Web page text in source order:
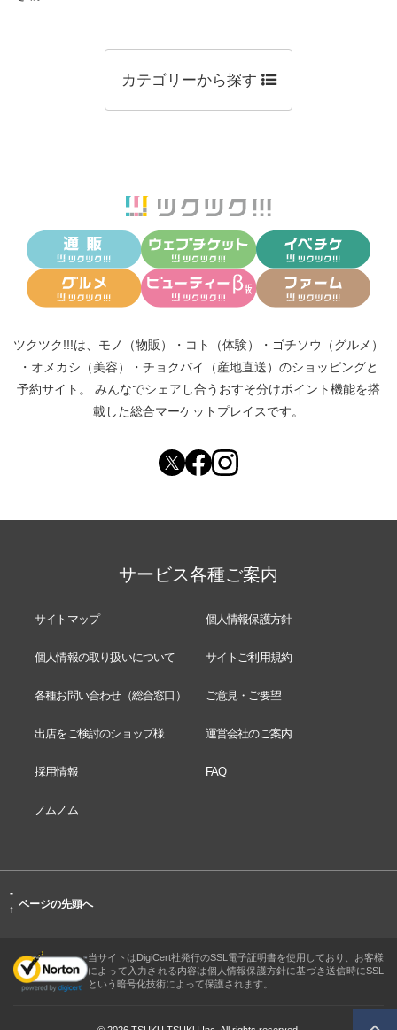
カテゴリーから探す
ツクツク!!!は、 モノ（物販） ・ コト（体験） ・ ゴチソウ（グルメ）
・ オメカシ（美容） ・ チョクバイ（産地直送） のショッピングと
予約サイト。
みんなでシェアし合う おすそ分けポイント機能を搭
載した総合マーケットプレイスです。
サービス各種ご案内
サイトマップ 個人情報保護方針
個人情報の取り扱いについて サイトご利用規約
各種お問い合わせ（総合窓口） ご意見・ご要望
出店をご検討のショップ様 運営会社のご案内
採用情報 FAQ
ノムノム
-
↑ ページの先頭へ
当サイトはDigiCert社発行のSSL電子証明書を使用しており、お客様
によって入力される内容は個人情報保護方針に基づき送信時にSSL
という暗号化技術によって保護されます。